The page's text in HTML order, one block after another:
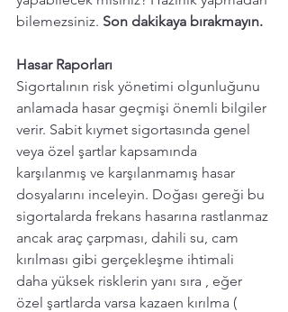
bilemezsiniz. Son dakikaya bırakmayın.
Hasar Raporları
Sigortalının risk yönetimi olgunluğunu
anlamada hasar geçmişi önemli bilgiler
verir. Sabit kıymet sigortasında genel
veya özel şartlar kapsamında
karşılanmış ve karşılanmamış hasar
dosyalarını inceleyin. Doğası gereği bu
sigortalarda frekans hasarına rastlanmaz
ancak araç çarpması, dahili su, cam
kırılması gibi gerçekleşme ihtimali
daha yüksek risklerin yanı sıra , eğer
özel şartlarda varsa kazaen kırılma (